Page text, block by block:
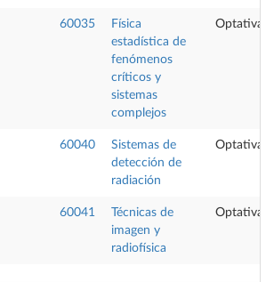
60035
Física
estadística de
fenómenos
críticos y
sistemas
complejos
Optativa
60040
Sistemas de
detección de
radiación
Optativa
60041
Técnicas de
imagen y
radiofísica
Optativa